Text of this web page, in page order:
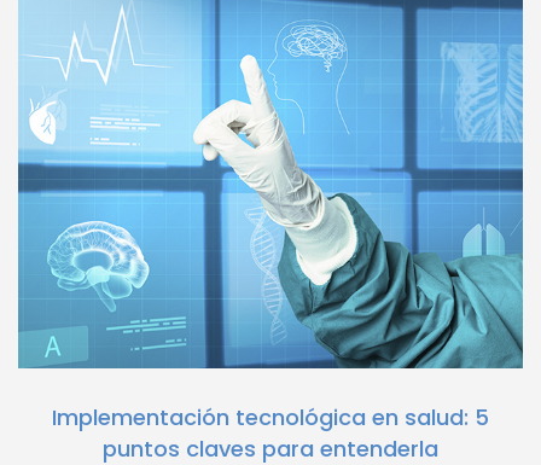
Implementación tecnológica en salud: 5
puntos claves para entenderla